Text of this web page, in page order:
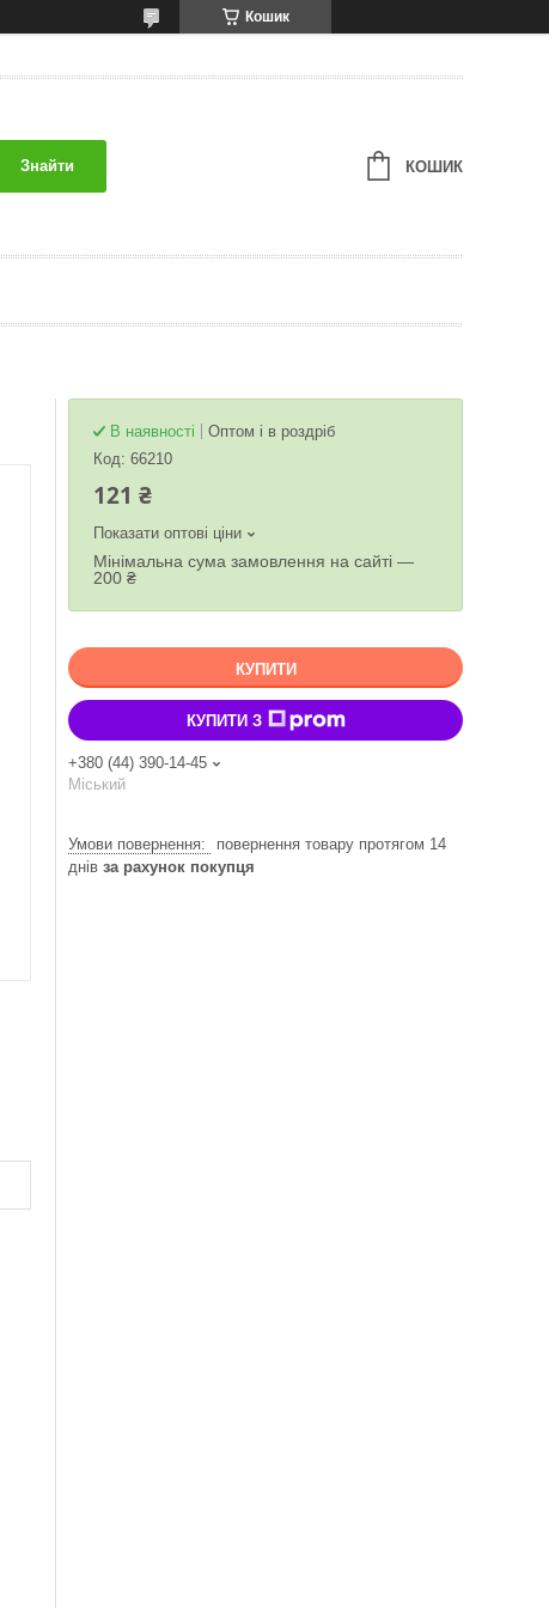
Кошик
Знайти КОШИК
В наявності
Оптом і в роздріб
Код: 66210
121 ₴
Показати оптові ціни
Мінімальна сума замовлення на сайті —
200 ₴
КУПИТИ
КУПИТИ З
+380 (44) 390-14-45
Міський
повернення товару протягом 14
днів за рахунок покупця